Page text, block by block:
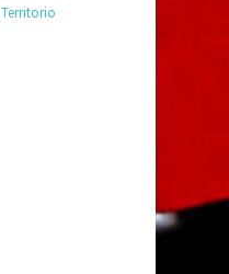
Territorio